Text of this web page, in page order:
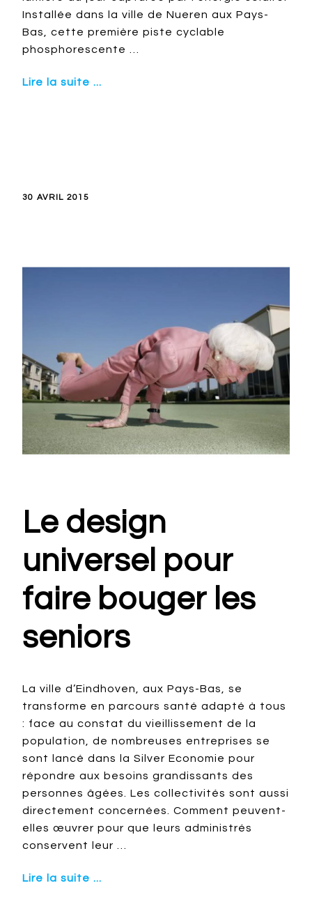
Installée dans la ville de Nueren aux Pays-
Bas, cette première piste cyclable
phosphorescente …
Lire la suite ...
30 AVRIL 2015
Le design
universel pour
faire bouger les
seniors
La ville d’Eindhoven, aux Pays-Bas, se
transforme en parcours santé adapté à tous
: face au constat du vieillissement de la
population, de nombreuses entreprises se
sont lancé dans la Silver Economie pour
répondre aux besoins grandissants des
personnes âgées. Les collectivités sont aussi
directement concernées. Comment peuvent-
elles œuvrer pour que leurs administrés
conservent leur …
Lire la suite ...